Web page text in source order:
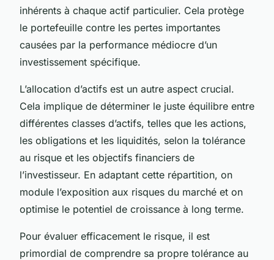
inhérents à chaque actif particulier. Cela protège
le portefeuille contre les pertes importantes
causées par la performance médiocre d’un
investissement spécifique.
L’allocation d’actifs est un autre aspect crucial.
Cela implique de déterminer le juste équilibre entre
différentes classes d’actifs, telles que les actions,
les obligations et les liquidités, selon la tolérance
au risque et les objectifs financiers de
l’investisseur. En adaptant cette répartition, on
module l’exposition aux risques du marché et on
optimise le potentiel de croissance à long terme.
Pour évaluer efficacement le risque, il est
primordial de comprendre sa propre tolérance au